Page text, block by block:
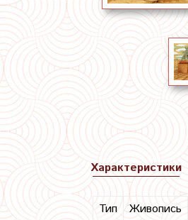
Характеристики
Тип Живопись